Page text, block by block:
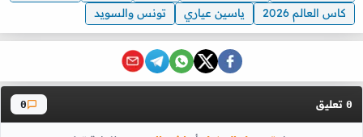
كاس العالم 2026
ياسين عياري تونس والسويد
0 تعليق 0